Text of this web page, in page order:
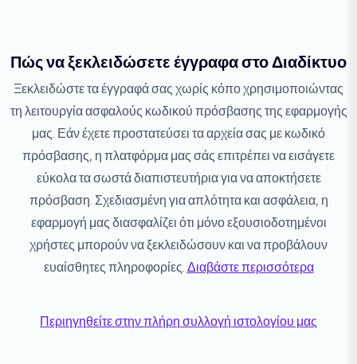
Πώς να ξεκλειδώσετε έγγραφα στο Διαδίκτυο
Ξεκλειδώστε τα έγγραφά σας χωρίς κόπο χρησιμοποιώντας
τη λειτουργία ασφαλούς κωδικού πρόσβασης της εφαρμογής
μας. Εάν έχετε προστατεύσει τα αρχεία σας με κωδικό
πρόσβασης, η πλατφόρμα μας σάς επιτρέπει να εισάγετε
εύκολα τα σωστά διαπιστευτήρια για να αποκτήσετε
πρόσβαση. Σχεδιασμένη για απλότητα και ασφάλεια, η
εφαρμογή μας διασφαλίζει ότι μόνο εξουσιοδοτημένοι
χρήστες μπορούν να ξεκλειδώσουν και να προβάλουν
ευαίσθητες πληροφορίες.Διαβάστε περισσότερα
Περιηγηθείτε στην πλήρη συλλογή ιστολογίου μας